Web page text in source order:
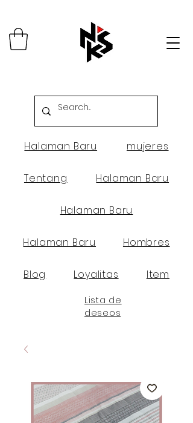
Halaman Baru mujeres
Tentang Halaman Baru
Halaman Baru
Halaman Baru Hombres
Blog Loyalitas Item
Lista de
deseos